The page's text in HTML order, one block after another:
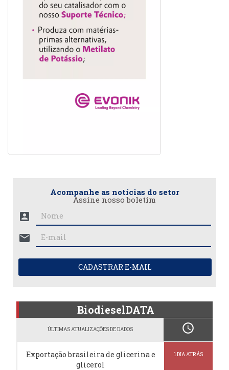
Acompanhe as notícias do setor
Assine nosso boletim
account_box
mail
CADASTRAR E-MAIL
BiodieselDATA
ÚLTIMAS ATUALIZAÇÕES DE DADOS schedule
Exportação brasileira de glicerina e
glicerol
1 DIA ATRÁS